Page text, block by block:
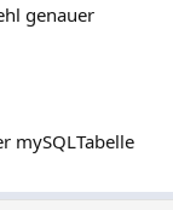
genauer
mySQLTabelle